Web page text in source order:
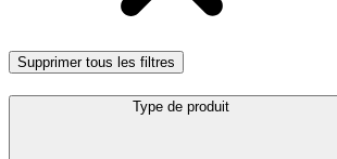
Supprimer tous les filtres
Type de produit